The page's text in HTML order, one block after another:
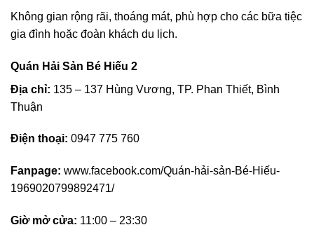
Không gian rộng rãi, thoáng mát, phù hợp cho các bữa tiệc
gia đình hoặc đoàn khách du lịch.
Quán Hải Sản Bé Hiếu 2
Địa chỉ: 135 – 137 Hùng Vương, TP. Phan Thiết, Bình
Thuận
Điện thoại: 0947 775 760
Fanpage: www.facebook.com/Quán-hải-sản-Bé-Hiếu-
1969020799892471/
Giờ mở cửa: 11:00 – 23:30